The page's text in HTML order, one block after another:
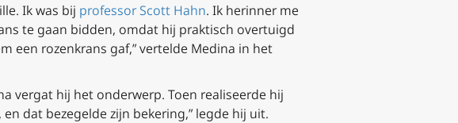
Ik was bij professor Scott Hahn. Ik herinner me
te gaan bidden, omdat hij praktisch overtuigd
een rozenkrans gaf,” vertelde Medina in het
vergat hij het onderwerp. Toen realiseerde hij
dat bezegelde zijn bekering,” legde hij uit.